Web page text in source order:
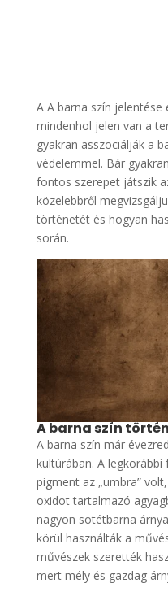
A A barna szín
mindenhol jelen van a
gyakran asszociálják a
védelemmel. Bár
fontos szerepet játszik
közelebbről
történetét és hogyan
során.
A barna szín
A barna szín már
kultúrában. A
pigment az „umbra”
oxidot tartalmazó
nagyon sötétbarna
körül használták a
művészek szerették
mert mély és gazdag